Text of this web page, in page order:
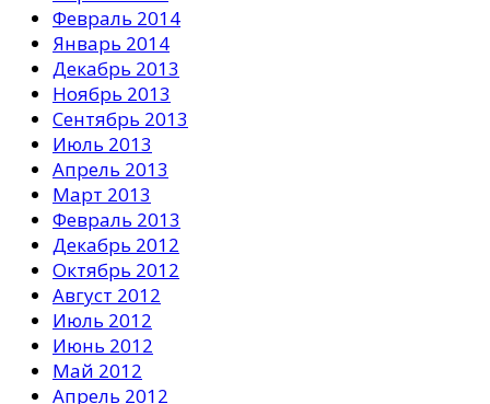
Февраль 2014
Январь 2014
Декабрь 2013
Ноябрь 2013
Сентябрь 2013
Июль 2013
Апрель 2013
Март 2013
Февраль 2013
Декабрь 2012
Октябрь 2012
Август 2012
Июль 2012
Июнь 2012
Май 2012
Апрель 2012